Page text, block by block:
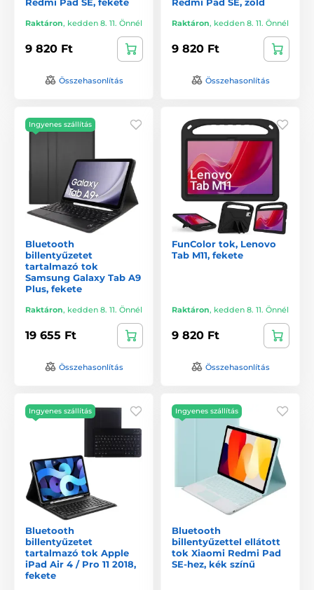
Raktáron, kedden 8. 11. Önnél
9 820 Ft
Összehasonlítás
Raktáron, kedden 8. 11. Önnél
9 820 Ft
Összehasonlítás
Ingyenes szállítás
Bluetooth
billentyűzetet
tartalmazó tok
Samsung Galaxy Tab A9
Plus, fekete
Raktáron, kedden 8. 11. Önnél
19 655 Ft
Összehasonlítás
FunColor tok, Lenovo
Tab M11, fekete
Raktáron, kedden 8. 11. Önnél
9 820 Ft
Összehasonlítás
Ingyenes szállítás
Bluetooth
billentyűzetet
tartalmazó tok Apple
iPad Air 4 / Pro 11 2018,
fekete
Ingyenes szállítás
Bluetooth
billentyűzettel ellátott
tok Xiaomi Redmi Pad
SE-hez, kék színű